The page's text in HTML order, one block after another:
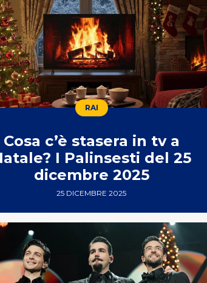
RAI
Cosa c’è stasera in tv a
I Palinsesti del 25
dicembre 2025
25 DICEMBRE 2025